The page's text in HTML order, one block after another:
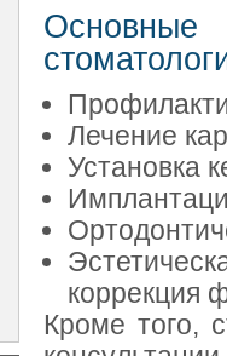
Лечение
Установка
коррекция
Кроме того,